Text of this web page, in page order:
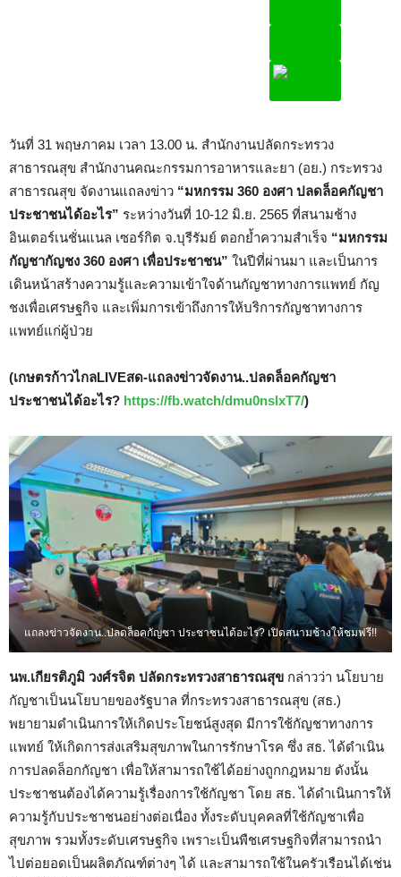
วันที่ 31 พฤษภาคม เวลา 13.00 น. สำนักงานปลัดกระทรวง
สาธารณสุข สำนักงานคณะกรรมการอาหารและยา (อย.) กระทรวง
สาธารณสุข จัดงานแถลงข่าว “มหกรรม 360 องศา ปลดล็อคกัญชา
ประชาชนได้อะไร” ระหว่างวันที่ 10-12 มิ.ย. 2565 ที่สนามช้าง
อินเตอร์เนชั่นแนล เซอร์กิต จ.บุรีรัมย์ ตอกย้ำความสำเร็จ “มหกรรม
กัญชากัญชง 360 องศา เพื่อประชาชน” ในปีที่ผ่านมา และเป็นการ
เดินหน้าสร้างความรู้และความเข้าใจด้านกัญชาทางการแพทย์ กัญ
ชงเพื่อเศรษฐกิจ และเพิ่มการเข้าถึงการให้บริการกัญชาทางการ
แพทย์แก่ผู้ป่วย
(เกษตรก้าวไกลLIVEสด-แถลงข่าวจัดงาน..ปลดล็อคกัญชา
ประชาชนได้อะไร? https://fb.watch/dmu0nslxT7/)
แถลงข่าวจัดงาน..ปลดล็อคกัญชา ประชาชนได้อะไร? เปิดสนามช้างให้ชมฟรี!!
นพ.เกียรติภูมิ วงศ์รจิต ปลัดกระทรวงสาธารณสุข กล่าวว่า นโยบาย
กัญชาเป็นนโยบายของรัฐบาล ที่กระทรวงสาธารณสุข (สธ.)
พยายามดำเนินการให้เกิดประโยชน์สูงสุด มีการใช้กัญชาทางการ
แพทย์ ให้เกิดการส่งเสริมสุขภาพในการรักษาโรค ซึ่ง สธ. ได้ดำเนิน
การปลดล็อกกัญชา เพื่อให้สามารถใช้ได้อย่างถูกกฎหมาย ดังนั้น
ประชาชนต้องได้ความรู้เรื่องการใช้กัญชา โดย สธ. ได้ดำเนินการให้
ความรู้กับประชาชนอย่างต่อเนื่อง ทั้งระดับบุคคลที่ใช้กัญชาเพื่อ
สุขภาพ รวมทั้งระดับเศรษฐกิจ เพราะเป็นพืชเศรษฐกิจที่สามารถนำ
ไปต่อยอดเป็นผลิตภัณฑ์ต่างๆ ได้ และสามารถใช้ในครัวเรือนได้เช่น